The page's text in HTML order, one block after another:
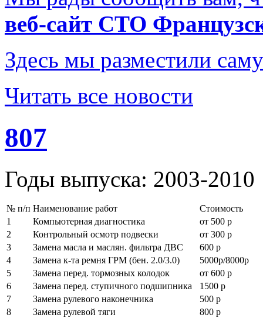
веб-сайт СТО
Здесь мы разместили
Читать все новости
807
Годы выпуска: 2003-2010
№ п/п Наименование работ
Стоимость
1
Компьютерная диагностика
от 500 р
2
Контрольный осмотр подвески
от 300 р
3
Замена масла и маслян. фильтра ДВС
600 р
4
Замена к-та ремня ГРМ (бен. 2.0/3.0)
5000р/8000р
5
Замена перед. тормозных колодок
от 600 р
6
Замена перед. ступичного подшипника
1500 р
7
Замена рулевого наконечника
500 р
8
Замена рулевой тяги
800 р